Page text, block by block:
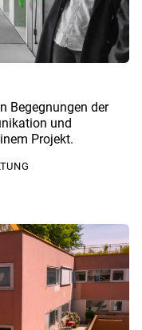
Begegnungen der
und
Projekt.